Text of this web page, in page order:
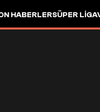
HABERLERSÜPER LIG